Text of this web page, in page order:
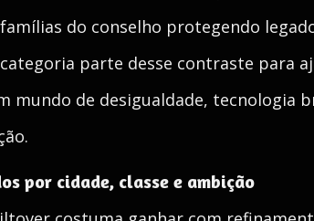
do conselho protegendo
parte desse contraste para
mundo de desigualdade, tecnologia
por cidade, classe e ambição